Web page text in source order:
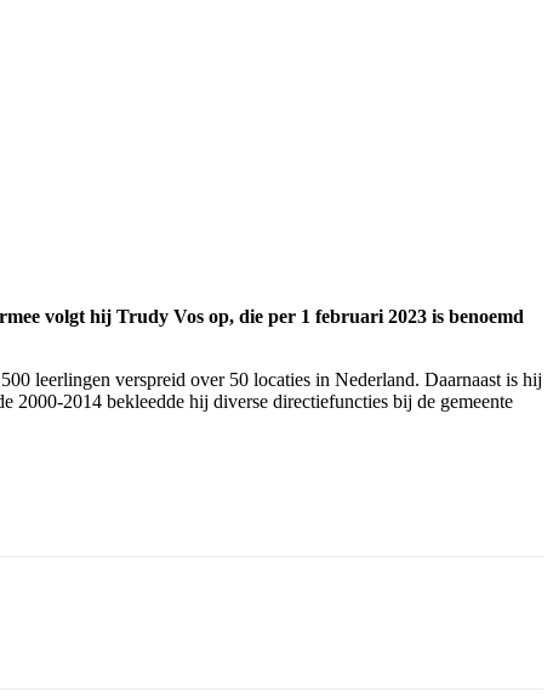
volgt hij Trudy Vos op, die per 1 februari 2023 is benoemd
leerlingen verspreid over 50 locaties in Nederland. Daarnaast is hij
2000-2014 bekleedde hij diverse directiefuncties bij de gemeente